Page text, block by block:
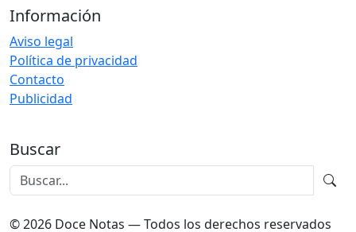
Información
Aviso legal
Política de privacidad
Contacto
Publicidad
Buscar
© 2026 Doce Notas — Todos los derechos reservados